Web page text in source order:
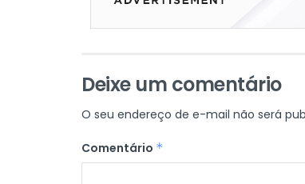
Deixe um comentário
O seu endereço de e-mail não será
Comentário *